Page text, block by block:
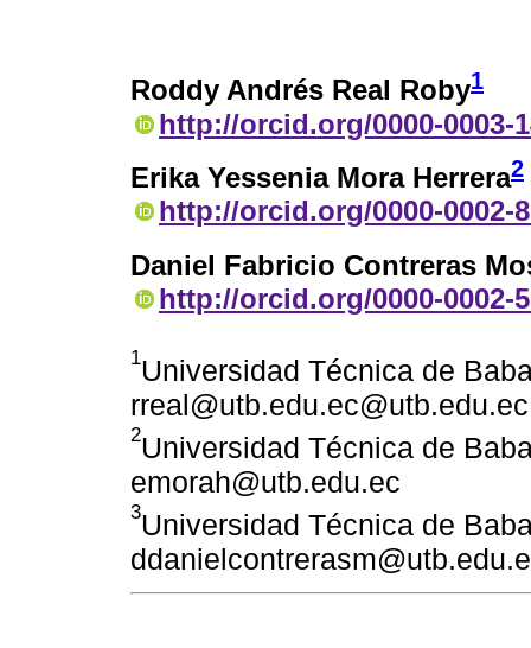
Roddy Andrés Real Roby1
http://orcid.org/0000-0003-
Erika Yessenia Mora Herrera2
http://orcid.org/0000-0002-
Daniel Fabricio Contreras
http://orcid.org/0000-0002-
1Universidad Técnica de
rreal@utb.edu.ec@utb.edu.ec
2Universidad Técnica de
emorah@utb.edu.ec
3Universidad Técnica de